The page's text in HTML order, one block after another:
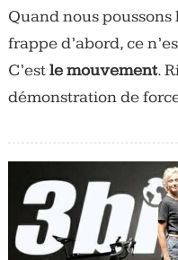
Quand nous
frappe d’abord, ce
C’estle mouvement.
démonstration de